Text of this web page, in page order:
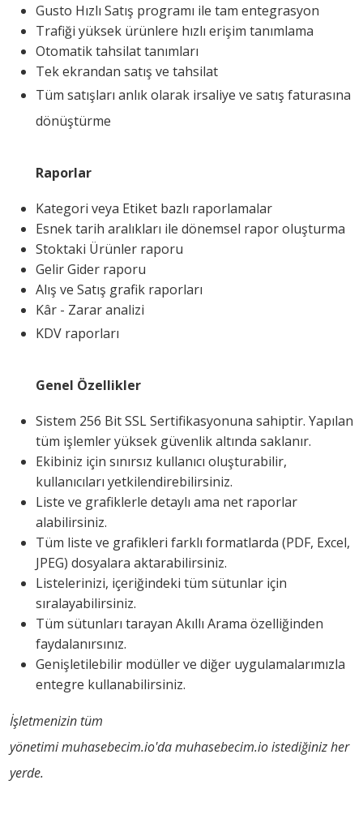
Gusto Hızlı Satış programı ile tam entegrasyon
Trafiği yüksek ürünlere hızlı erişim tanımlama
Otomatik tahsilat tanımları
Tek ekrandan satış ve tahsilat
Tüm satışları anlık olarak irsaliye ve satış faturasına
dönüştürme
Raporlar
Kategori veya Etiket bazlı raporlamalar
Esnek tarih aralıkları ile dönemsel rapor oluşturma
Stoktaki Ürünler raporu
Gelir Gider raporu
Alış ve Satış grafik raporları
Kâr - Zarar analizi
KDV raporları
Genel Özellikler
Sistem 256 Bit SSL Sertifikasyonuna sahiptir. Yapılan
tüm işlemler yüksek güvenlik altında saklanır.
Ekibiniz için sınırsız kullanıcı oluşturabilir,
kullanıcıları yetkilendirebilirsiniz.
Liste ve grafiklerle detaylı ama net raporlar
alabilirsiniz.
Tüm liste ve grafikleri farklı formatlarda (PDF, Excel,
JPEG) dosyalara aktarabilirsiniz.
Listelerinizi, içeriğindeki tüm sütunlar için
sıralayabilirsiniz.
Tüm sütunları tarayan Akıllı Arama özelliğinden
faydalanırsınız.
Genişletilebilir modüller ve diğer uygulamalarımızla
entegre kullanabilirsiniz.
İşletmenizin tüm
yönetimi muhasebecim.io'da muhasebecim.io istediğiniz her
yerde.